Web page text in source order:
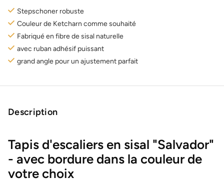
Stepschoner robuste
Couleur de Ketcharn comme souhaité
Fabriqué en fibre de sisal naturelle
avec ruban adhésif puissant
grand angle pour un ajustement parfait
Description
Tapis d'escaliers en sisal "Salvador"
- avec bordure dans la couleur de
votre choix